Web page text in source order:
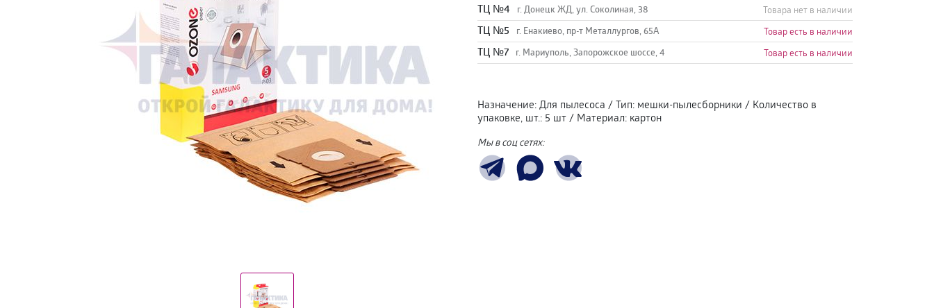
TЦ №4 г. Донецк ЖД, ул. Соколиная, 38 Товара нет в наличии
TЦ №5 г. Енакиево, пр-т Металлургов, 65А Товар есть в наличии
ТЦ №7 г. Мариуполь, Запорожское шоссе, 4 Товар есть в наличии
Назначение: Для пылесоса / Тип: мешки-пылесборники / Количество в
упаковке, шт.: 5 шт / Материал: картон
Мы в соц сетях: